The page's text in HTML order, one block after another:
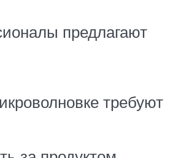
предлагают
требуют